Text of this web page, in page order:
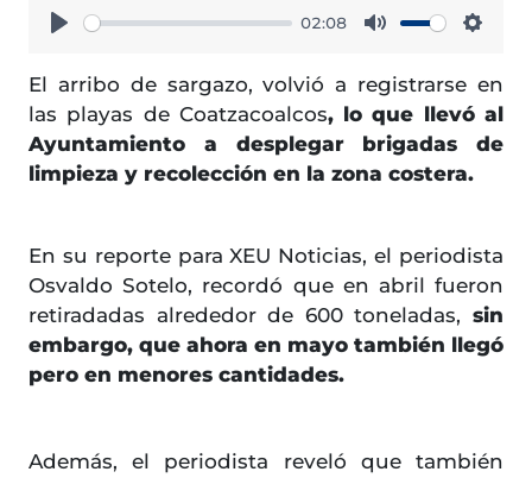
02:08
El arribo de sargazo, volvió a registrarse en
las playas de Coatzacoalcos, lo que llevó al
Ayuntamiento a desplegar brigadas de
limpieza y recolección en la zona costera.
En su reporte para XEU Noticias, el periodista
Osvaldo Sotelo, recordó que en abril fueron
retiradadas alrededor de 600 toneladas, sin
embargo, que ahora en mayo también llegó
pero en menores cantidades.
Además, el periodista reveló que también